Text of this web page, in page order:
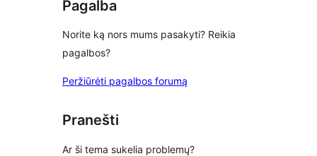
Pagalba
Norite ką nors mums pasakyti? Reikia
pagalbos?
Peržiūrėti pagalbos forumą
Pranešti
Ar ši tema sukelia problemų?